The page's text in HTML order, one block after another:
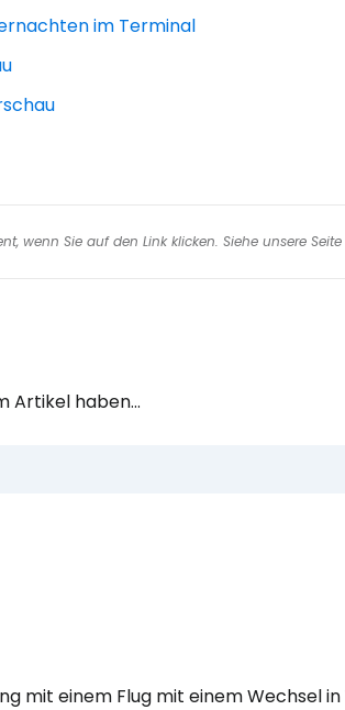
im Terminal
wenn Sie auf den Link klicken. Siehe unsere Seite
Artikel haben...
mit einem Flug mit einem Wechsel